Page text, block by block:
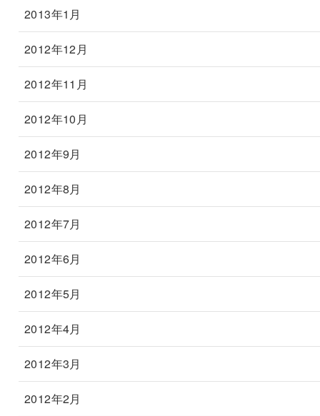
2013年1月
2012年12月
2012年11月
2012年10月
2012年9月
2012年8月
2012年7月
2012年6月
2012年5月
2012年4月
2012年3月
2012年2月